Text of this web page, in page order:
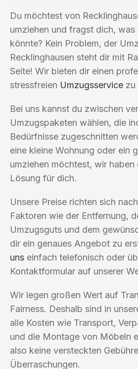
Du möchtest von
umziehen und fragst dich, was
könnte? Kein Problem, der
Recklinghausen steht dir mit
Seite! Wir bieten dir einen
stressfreien Umzugsservice zu
Bei uns kannst du zwischen
Umzugspaketen wählen, die
Bedürfnisse zugeschnitten
eine kleine Wohnung oder ein
umziehen möchtest, wir haben
Lösung für dich.
Unsere Preise richten sich
Faktoren wie der Entfernung,
Umzugsguts und dem
dir ein genaues Angebot zu
uns einfach telefonisch oder
Kontaktformular auf unserer
Wir legen großen Wert auf
Fairness. Deshalb sind in
alle Kosten wie Transport,
und die Montage von Möbeln
also keine versteckten
Überraschungen.